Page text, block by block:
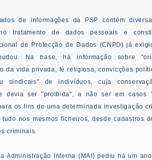
de informações da PSP contém
tratamento de dados pessoais e
de Protecção de Dados (CNPD) já
Na base, há informação sobre
da vida privada, fé religiosa, convicções
sindicais" de indivíduos, cuja
devia ser "proibida", a não ser em casos
os fins de uma determinada investigação
tudo nos mesmos ficheiros, desde cadastros
criminais.
Administração Interna (MAI) pediu há um